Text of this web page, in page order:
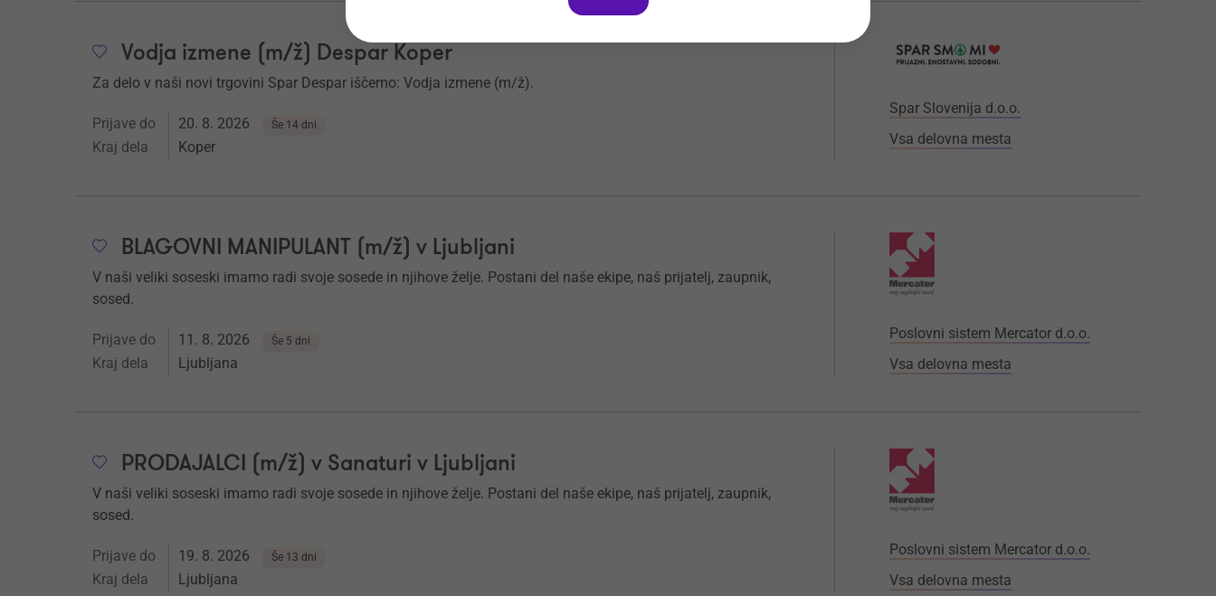
Vodja izmene (m/ž) Despar Koper
Za delo v naši novi trgovini Spar Despar iščemo: Vodja izmene (m/ž).
Prijave do 20. 8. 2026 Še 14 dni
Kraj dela Koper
Spar Slovenija d.o.o.
Vsa delovna mesta
BLAGOVNI MANIPULANT (m/ž) v Ljubljani
V naši veliki soseski imamo radi svoje sosede in njihove želje. Postani del naše ekipe, naš prijatelj, zaupnik,
sosed.
Prijave do 11. 8. 2026 Še 5 dni
Kraj dela Ljubljana
Poslovni sistem Mercator d.o.o.
Vsa delovna mesta
PRODAJALCI (m/ž) v Sanaturi v Ljubljani
V naši veliki soseski imamo radi svoje sosede in njihove želje. Postani del naše ekipe, naš prijatelj, zaupnik,
sosed.
Prijave do 19. 8. 2026 Še 13 dni
Kraj dela Ljubljana
Poslovni sistem Mercator d.o.o.
Vsa delovna mesta